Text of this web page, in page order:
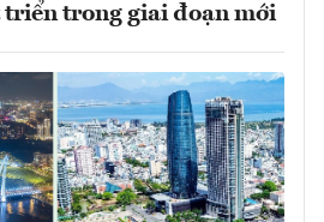
trong giai đoạn mới